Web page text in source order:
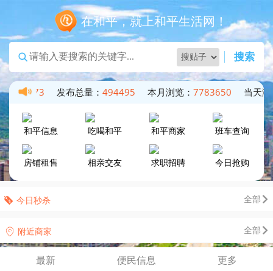
在和平，就上和平生活网！
搜索
发布总量： 494495 本月浏览： 7783650 当天浏
和平信息 吃喝和平 和平商家 班车查询
房铺租售 相亲交友 求职招聘 今日抢购
今日秒杀 全部
附近商家 全部
最新 便民信息 更多